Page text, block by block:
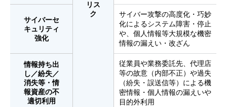
リス
ク
サイバーセ
キュリティ
強化
サイバー攻撃の高度化・巧妙
化によるシステム障害・停止
や、個人情報等大規模な機密
情報の漏えい・改ざん
情報持ち出
し／紛失／
消失等・情
報資産の不
適切利用
従業員や業務委託先、代理店
等の故意（内部不正）や過失
（紛失・誤送信等）による機
密情報・個人情報の漏えいや
目的外利用